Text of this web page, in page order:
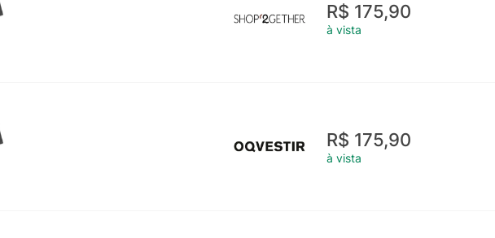
R$ 175,90
à vista
R$ 175,90
à vista